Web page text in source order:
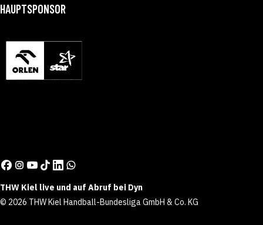
HAUPTSPONSOR
THW Kiel live und auf Abruf bei Dyn
© 2026 THW Kiel Handball-Bundesliga GmbH & Co. KG